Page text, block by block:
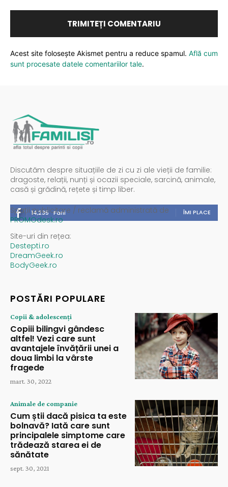
Acest site folosește Akismet pentru a reduce spamul. Află cum
sunt procesate datele comentariilor tale.
Discutăm despre situațiile de zi cu zi ale vieții de familie:
dragoste, relații, nunți și ocazii speciale, sarcină, animale,
casă și grădină, rețete și timp liber.
14,235 Fani ÎMI PLACE
Spații publicitare / reclamă administrată de
PROMOdesk.ro
Site-uri din rețea:
Destepti.ro
DreamGeek.ro
BodyGeek.ro
POSTĂRI POPULARE
Copii & adolescenți
Copiii bilingvi gândesc
altfel! Vezi care sunt
avantajele învățării unei a
doua limbi la vârste
fragede
mart. 30, 2022
Animale de companie
Cum știi dacă pisica ta este
bolnavă? Iată care sunt
principalele simptome care
trădează starea ei de
sănătate
sept. 30, 2021